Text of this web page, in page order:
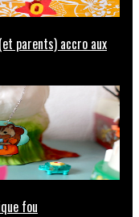
parents) accro aux
fou